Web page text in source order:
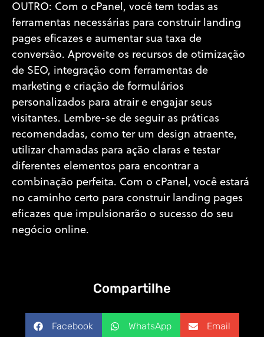
OUTRO: Com o cPanel, você tem todas as
ferramentas necessárias para construir landing
pages eficazes e aumentar sua taxa de
conversão. Aproveite os recursos de otimização
de SEO, integração com ferramentas de
marketing e criação de formulários
personalizados para atrair e engajar seus
visitantes. Lembre-se de seguir as práticas
recomendadas, como ter um design atraente,
utilizar chamadas para ação claras e testar
diferentes elementos para encontrar a
combinação perfeita. Com o cPanel, você estará
no caminho certo para construir landing pages
eficazes que impulsionarão o sucesso do seu
negócio online.
Compartilhe
Facebook WhatsApp Email